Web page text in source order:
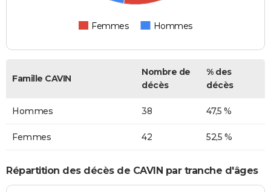
Femmes Hommes
Famille CAVIN
Nombre de
décès
% des
décès
Hommes 38 47,5 %
Femmes 42 52,5 %
Répartition des décès de CAVIN par tranche d'âges